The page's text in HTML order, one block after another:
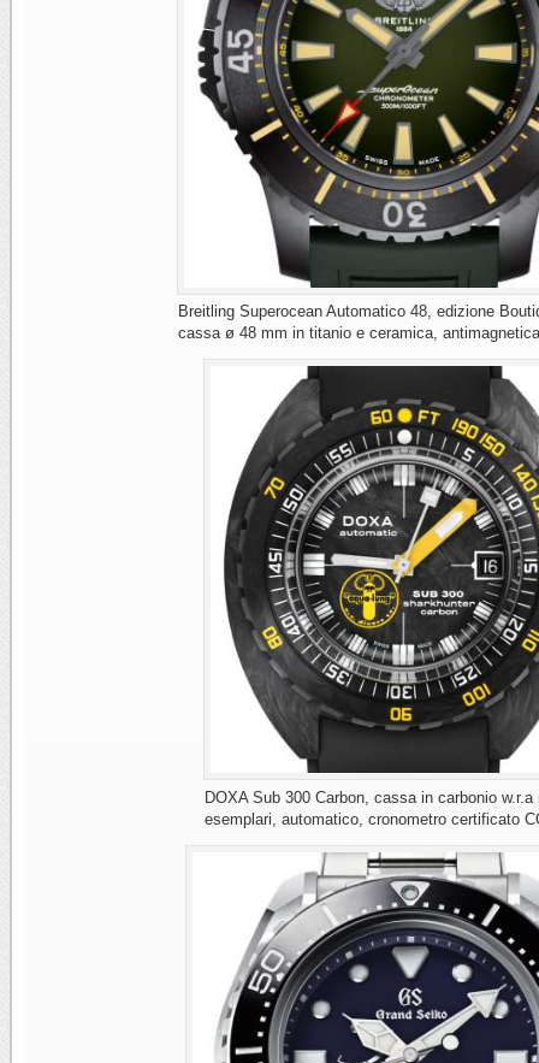
Breitling Superocean Automatico 48, edizione
cassa ø 48 mm in titanio e ceramica, antimagnetica
DOXA Sub 300 Carbon, cassa in carbonio w.r.a
esemplari, automatico, cronometro certificato